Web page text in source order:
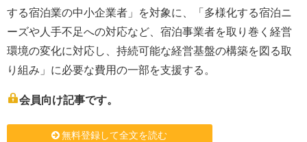
する宿泊業の中小企業者」を対象に、「多様化する宿泊ニ
ーズや人手不足への対応など、宿泊事業者を取り巻く経営
環境の変化に対応し、持続可能な経営基盤の構築を図る取
り組み」に必要な費用の一部を支援する。
会員向け記事です。
無料登録して全文を読む